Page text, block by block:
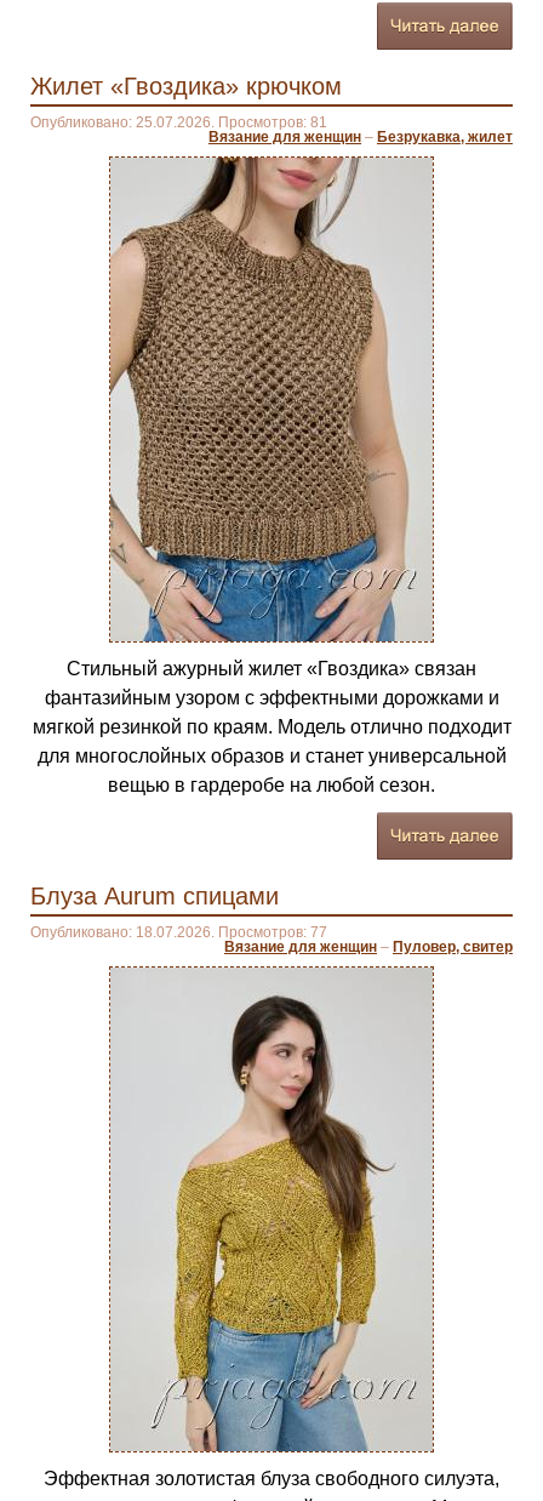
Жилет «Гвоздика» крючком
Опубликовано: 25.07.2026. Просмотров: 81
Вязание для женщин – Безрукавка, жилет
Стильный ажурный жилет «Гвоздика» связан
фантазийным узором с эффектными дорожками и
мягкой резинкой по краям. Модель отлично подходит
для многослойных образов и станет универсальной
вещью в гардеробе на любой сезон.
Блуза Aurum спицами
Опубликовано: 18.07.2026. Просмотров: 77
Вязание для женщин – Пуловер, свитер
Эффектная золотистая блуза свободного силуэта,